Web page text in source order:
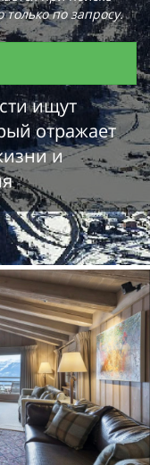
по запросу.
ищут
отражает
и